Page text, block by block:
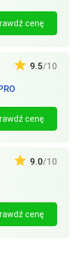
cenę
9.5/10
cenę
9.0/10
cenę